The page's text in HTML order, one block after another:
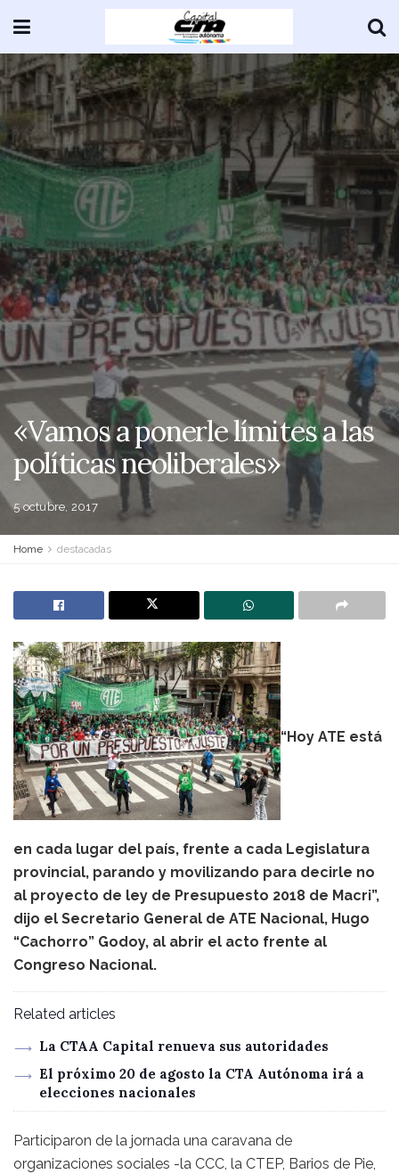
«Vamos a ponerle límites a las
políticas neoliberales»
5 octubre, 2017
Home destacadas
“Hoy ATE está
en cada lugar del país, frente a cada Legislatura
provincial, parando y movilizando para decirle no
al proyecto de ley de Presupuesto 2018 de Macri”,
dijo el Secretario General de ATE Nacional, Hugo
“Cachorro” Godoy, al abrir el acto frente al
Congreso Nacional.
Related articles
La CTAA Capital renueva sus autoridades
El próximo 20 de agosto la CTA Autónoma irá a
elecciones nacionales
Participaron de la jornada una caravana de
organizaciones sociales -la CCC, la CTEP, Barios de Pie,